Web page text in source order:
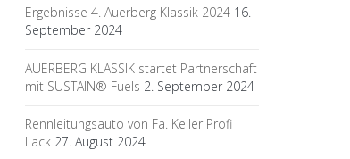
Ergebnisse 4. Auerberg Klassik 2024 16.
September 2024
AUERBERG KLASSIK startet Partnerschaft
mit SUSTAIN® Fuels 2. September 2024
Rennleitungsauto von Fa. Keller Profi
Lack 27. August 2024